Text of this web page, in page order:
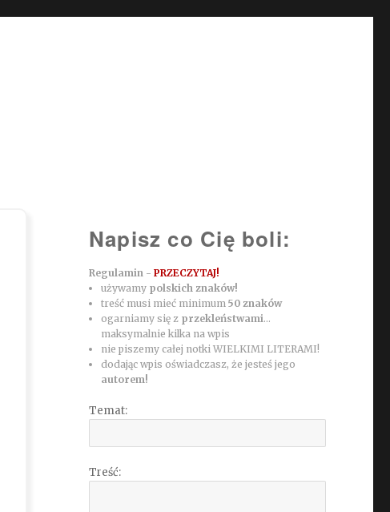
Napisz co Cię boli:
Regulamin - PRZECZYTAJ!
używamy polskich znaków!
treść musi mieć minimum 50 znaków
ogarniamy się z przekleństwami...
maksymalnie kilka na wpis
nie piszemy całej notki WIELKIMI LITERAMI!
dodając wpis oświadczasz, że jesteś jego
autorem!
Temat:
Treść: